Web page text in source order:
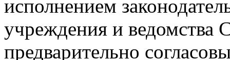
исполнением
учреждения и ведомства
предварительно